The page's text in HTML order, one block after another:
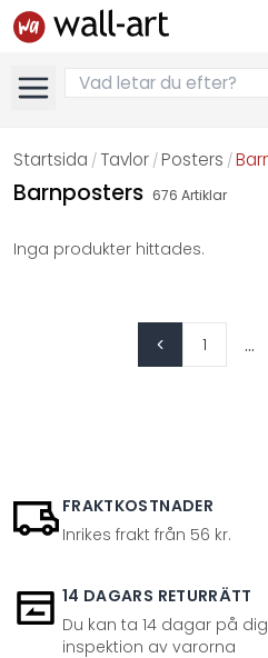
Startsida / Tavlor / Posters /
Barnposters 676 Artiklar
Inga produkter hittades.
1 ...
FRAKTKOSTNADER
Inrikes frakt från 56 kr.
14 DAGARS RETURRÄTT
Du kan ta 14 dagar på
inspektion av varorna